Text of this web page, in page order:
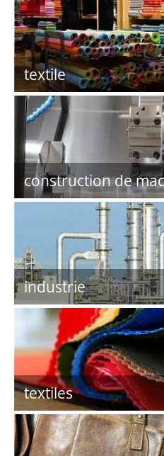
textile
construction de
industrie
textiles